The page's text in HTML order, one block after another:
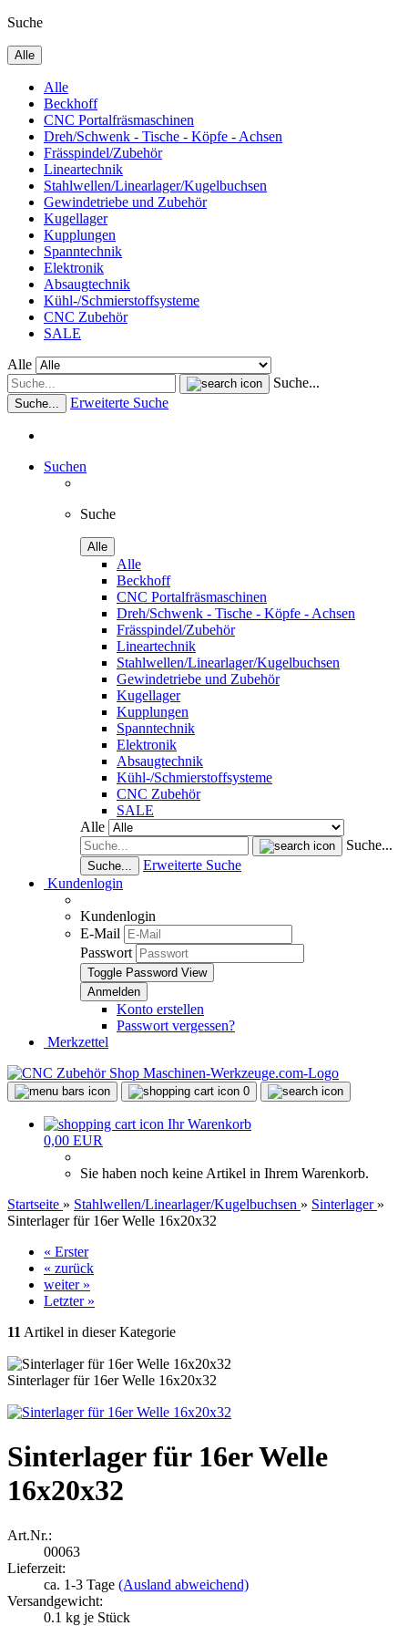
Suche
Alle
Alle
Beckhoff
CNC Portalfräsmaschinen
Dreh/Schwenk - Tische - Köpfe - Achsen
Frässpindel/Zubehör
Lineartechnik
Stahlwellen/Linearlager/Kugelbuchsen
Gewindetriebe und Zubehör
Kugellager
Kupplungen
Spanntechnik
Elektronik
Absaugtechnik
Kühl-/Schmierstoffsysteme
CNC Zubehör
SALE
Alle
Suche...
Suche... Erweiterte Suche
Suchen
Suche
Alle
Alle
Beckhoff
CNC Portalfräsmaschinen
Dreh/Schwenk - Tische - Köpfe - Achsen
Frässpindel/Zubehör
Lineartechnik
Stahlwellen/Linearlager/Kugelbuchsen
Gewindetriebe und Zubehör
Kugellager
Kupplungen
Spanntechnik
Elektronik
Absaugtechnik
Kühl-/Schmierstoffsysteme
CNC Zubehör
SALE
Alle
Suche...
Suche...
Erweiterte Suche
Kundenlogin
Kundenlogin
E-Mail
Passwort
Toggle Password View
Konto erstellen
Passwort vergessen?
Merkzettel
0
Ihr Warenkorb
0,00 EUR
Sie haben noch keine Artikel in Ihrem Warenkorb.
Startseite » Stahlwellen/Linearlager/Kugelbuchsen » Sinterlager »
Sinterlager für 16er Welle 16x20x32
« Erster
« zurück
weiter »
Letzter »
11 Artikel in dieser Kategorie
Sinterlager für 16er Welle 16x20x32
Sinterlager für 16er Welle
16x20x32
Art.Nr.:
00063
Lieferzeit:
ca. 1-3 Tage (Ausland abweichend)
Versandgewicht:
0.1 kg je Stück